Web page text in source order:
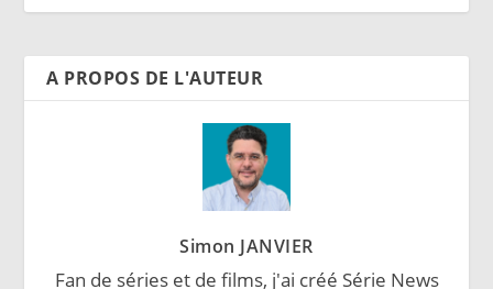
A PROPOS DE L'AUTEUR
Simon JANVIER
Fan de séries et de films, j'ai créé Série News